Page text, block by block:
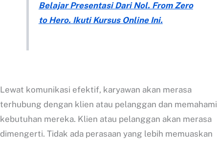
Belajar Presentasi Dari Nol. From Zero
to Hero. Ikuti Kursus Online Ini.
Lewat komunikasi efektif, karyawan akan merasa
terhubung dengan klien atau pelanggan dan memahami
kebutuhan mereka. Klien atau pelanggan akan merasa
dimengerti. Tidak ada perasaan yang lebih memuaskan